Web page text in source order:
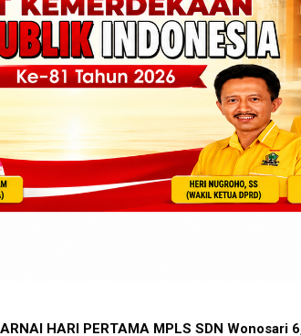
2026 MEMANAS !! 13 AMBIL FORMULIR,